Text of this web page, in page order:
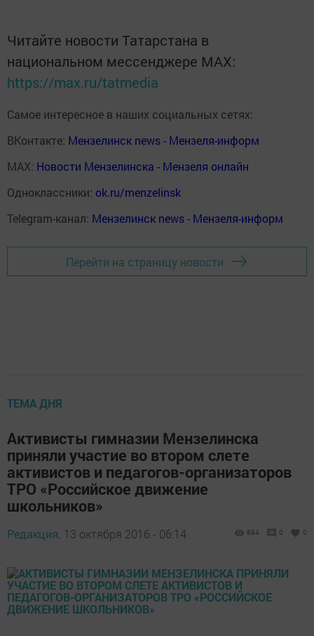
Читайте новости Татарстана в
национальном мессенджере MАХ:
https://max.ru/tatmedia
Самое интересное в наших социальных сетях:
ВКонтакте: Мензелинск news - Мензеля-информ
MAX: Новости Мензелинска - Мензеля онлайн
Одноклассники: ok.ru/menzelinsk
Telegram-канал: Мензелинск news - Мензеля-информ
Перейти на страницу новости
ТЕМА ДНЯ
Активисты гимназии Мензелинска
приняли участие во втором слете
активистов и педагогов-организаторов
ТРО «Российское движение
школьников»
Редакция, 13 октября 2016 - 06:14 894 0 0